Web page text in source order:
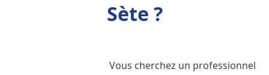
Sète ?
Vous cherchez un professionnel